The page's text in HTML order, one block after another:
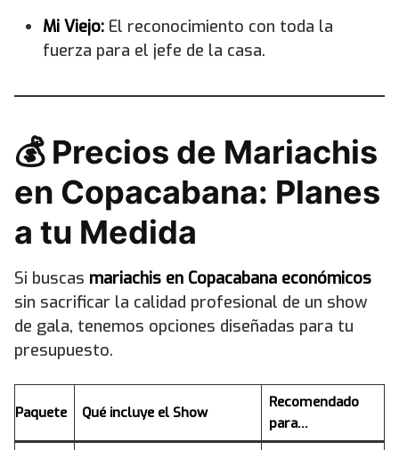
Mi Viejo: El reconocimiento con toda la
fuerza para el jefe de la casa.
💰 Precios de Mariachis
en Copacabana: Planes
a tu Medida
Si buscas mariachis en Copacabana económicos
sin sacrificar la calidad profesional de un show
de gala, tenemos opciones diseñadas para tu
presupuesto.
Paquete Qué incluye el Show
Recomendado
para…